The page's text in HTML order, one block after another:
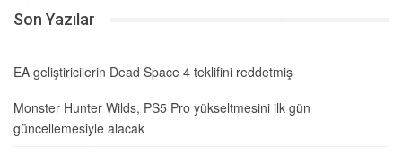
Son Yazılar
EA geliştiricilerin Dead Space 4 teklifini reddetmiş
Monster Hunter Wilds, PS5 Pro yükseltmesini ilk gün
güncellemesiyle alacak